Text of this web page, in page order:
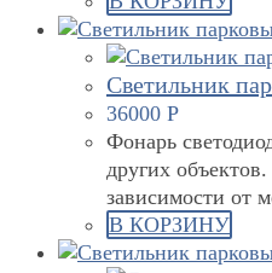
Светильник
36000 Р
Фонарь
других
зависимости от
В КОРЗИНУ